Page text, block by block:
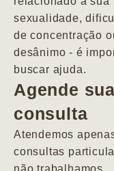
sexualidade,
de concentração
desânimo - é
buscar ajuda.
Agende sua
consulta
Atendemos
consultas
não trabalhamos